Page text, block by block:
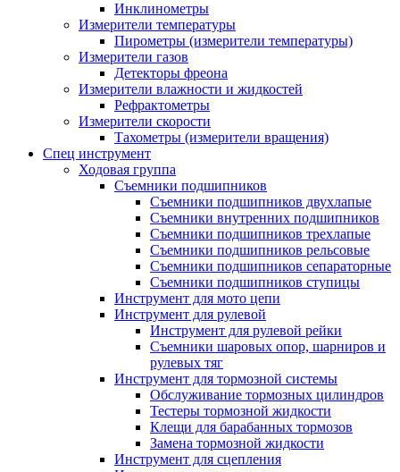
Инклинометры
Измерители температуры
Пирометры (измерители температуры)
Измерители газов
Детекторы фреона
Измерители влажности и жидкостей
Рефрактометры
Измерители скорости
Тахометры (измерители вращения)
Спец инструмент
Ходовая группа
Съемники подшипников
Съемники подшипников двухлапые
Съемники внутренних подшипников
Съемники подшипников трехлапые
Съемники подшипников рельсовые
Съемники подшипников сепараторные
Съемники подшипников ступицы
Инструмент для мото цепи
Инструмент для рулевой
Инструмент для рулевой рейки
Съемники шаровых опор, шарниров и
рулевых тяг
Инструмент для тормозной системы
Обслуживание тормозных цилиндров
Тестеры тормозной жидкости
Клещи для барабанных тормозов
Замена тормозной жидкости
Инструмент для сцепления